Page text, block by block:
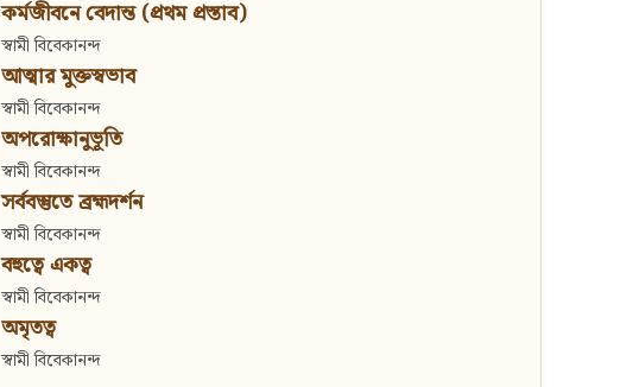
কর্মজীবনে বেদান্ত (প্রথম প্রস্তাব)
স্বামী বিবেকানন্দ
আত্মার মুক্তস্বভাব
স্বামী বিবেকানন্দ
অপরোক্ষানুভূতি
স্বামী বিবেকানন্দ
সর্ববস্তুতে ব্রহ্মদর্শন
স্বামী বিবেকানন্দ
বহুত্বে একত্ব
স্বামী বিবেকানন্দ
অমৃতত্ব
স্বামী বিবেকানন্দ